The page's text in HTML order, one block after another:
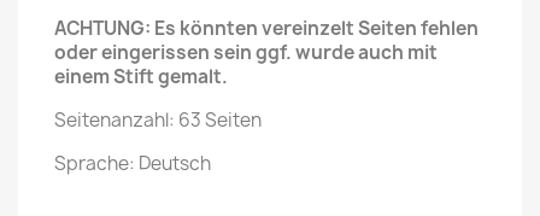
ACHTUNG: Es könnten vereinzelt Seiten fehlen
oder eingerissen sein ggf. wurde auch mit
einem Stift gemalt.
Seitenanzahl: 63 Seiten
Sprache: Deutsch